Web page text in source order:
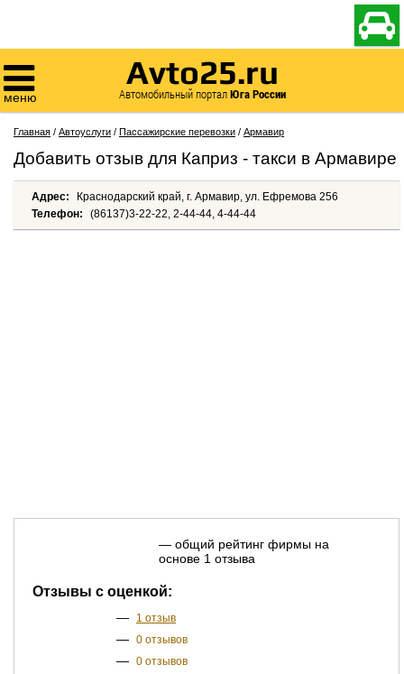


меню
Avto25.ru
Автомобильный порталЮга России
Главная / Автоуслуги / Пассажирские перевозки / Армавир
Добавить отзыв для Каприз - такси в Армавире
Адрес:
Краснодарский край, г. Армавир, ул. Ефремова 256
Телефон:
(86137)3-22-22, 2-44-44, 4-44-44
— общий рейтинг фирмы на
основе 1 отзыва
Отзывы с оценкой:
— 1 отзыв
— 0 отзывов
— 0 отзывов